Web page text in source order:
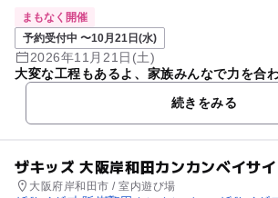
まもなく開催
予約受付中 〜10月21日(水)
2026年11月21日(土)
大変な工程もあるよ、家族みんなで力を合
続きをみる
ザキッズ 大阪岸和田カンカンベイサ
大阪府岸和田市 / 室内遊び場